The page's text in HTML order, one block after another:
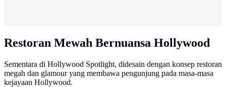
Restoran Mewah Bernuansa Hollywood
Sementara di Hollywood Spotlight, didesain dengan konsep restoran
megah dan glamour yang membawa pengunjung pada masa-masa
kejayaan Hollywood.